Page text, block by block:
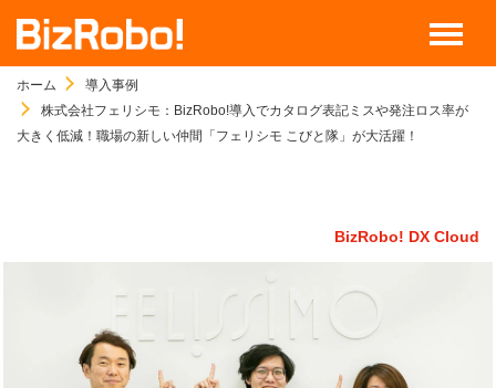
ホーム
導入事例
株式会社フェリシモ：BizRobo!導入でカタログ表記ミスや発注ロス率が
大きく低減！職場の新しい仲間「フェリシモ こびと隊」が大活躍！
BizRobo! DX Cloud